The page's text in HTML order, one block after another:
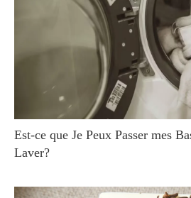
Est-ce que Je Peux Passer mes
Laver?